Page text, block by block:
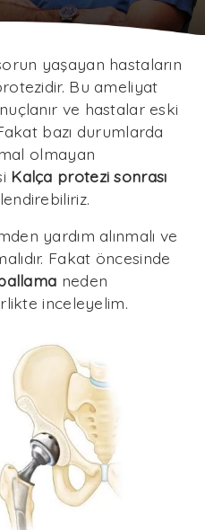
yaşayan hastaların
Bu ameliyat
ve hastalar eski
bazı durumlarda
olmayan
Kalça protezi sonrası
yardım alınmalı ve
Fakat öncesinde
neden
inceleyelim.